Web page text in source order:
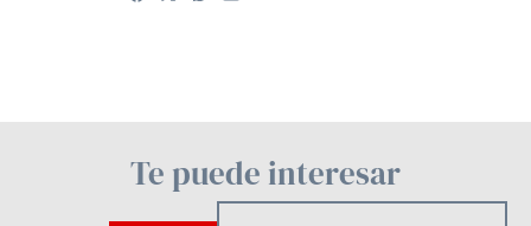
Te puede interesar